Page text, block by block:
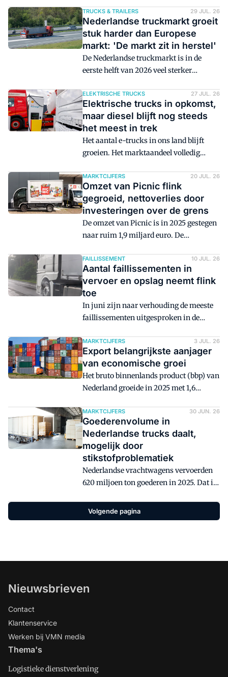
hogere vrachttarieven en meer vervoerde
containers. Ook bij de logistieke
activiteiten groeit de omzet, maar staat
de marge onder druk.
TRUCKS & TRAILERS 29 JUL. 26
Nederlandse truckmarkt groeit
stuk harder dan Europese
markt: 'De markt zit in herstel'
De Nederlandse truckmarkt is in de
eerste helft van 2026 veel sterker
aantal nieuwe truckregistraties nam in
Nederland met 47,5 procent toe, terwijl
de Europese markt met 9,8 procent
groeide. De groei van het aantal
registraties van zware trucks is met
name te verklaren door de
ELEKTRISCHE TRUCKS 27 JUL. 26
Elektrische trucks in opkomst,
maar diesel blijft nog steeds
het meest in trek
Het aantal e-trucks in ons land blijft
groeien. Het marktaandeel volledig
toe; bijna één op de vijf geregistreerde
trucks in juni bleek een elektrische.
Maar diesel blijkt nog steeds wel de
norm.
MARKTCIJFERS 20 JUL. 26
Omzet van Picnic flink
gegroeid, nettoverlies door
investeringen over de grens
De omzet van Picnic is in 2025 gestegen
naar ruim 1,9 miljard euro. De
streep wel een nettoverlies van ruim 272
miljoen euro. Dit werd vooral
veroorzaakt door grote investeringen die
over de grens werden gedaan.
FAILLISSEMENT 10 JUL. 26
Aantal faillissementen in
vervoer en opslag neemt flink
toe
In juni zijn naar verhouding de meeste
faillissementen uitgesproken in de
met alle andere sectoren.
MARKTCIJFERS 3 JUL. 26
Export belangrijkste aanjager
van economische groei
Het bruto binnenlands product (bbp) van
Nederland groeide in 2025 met 1,6
kwam door de export van goederen en
diensten, die droeg namelijk 0,9 procent
bij.
MARKTCIJFERS 30 JUN. 26
Goederenvolume in
Nederlandse trucks daalt,
mogelijk door
stikstofproblematiek
Nederlandse vrachtwagens vervoerden
620 miljoen ton goederen in 2025. Dat is
Volgende pagina
Nieuwsbrieven
Contact
Klantenservice
Werken bij VMN media
Thema's
Logistieke dienstverlening